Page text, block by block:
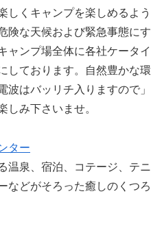
しくキャンプを楽しめるよう
険な天候および緊急事態にす
ャンプ場全体に各社ケータイ
しております。自然豊かな環
波はバッリチ入りますので」
しみ下さいませ。
ター
温泉、宿泊、コテージ、テニ
などがそろった癒しのくつろ